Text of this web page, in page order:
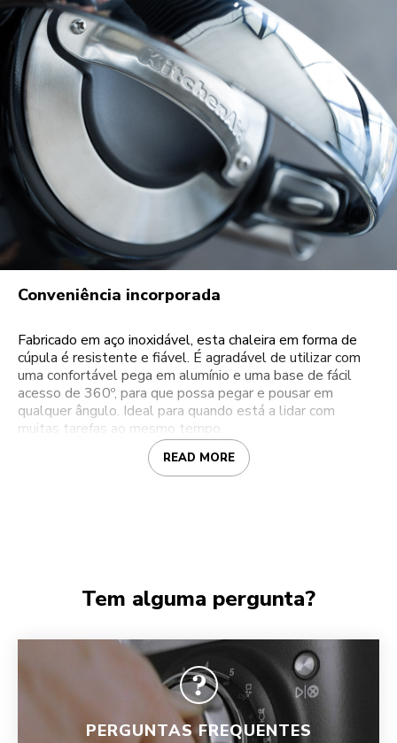
Conveniência incorporada
Fabricado em aço inoxidável, esta chaleira em forma de
cúpula é resistente e fiável. É agradável de utilizar com
uma confortável pega em alumínio e uma base de fácil
acesso de 360º, para que possa pegar e pousar em
qualquer ângulo. Ideal para quando está a lidar com
muitas tarefas ao mesmo tempo.
READ MORE
Tem alguma pergunta?
PERGUNTAS FREQUENTES